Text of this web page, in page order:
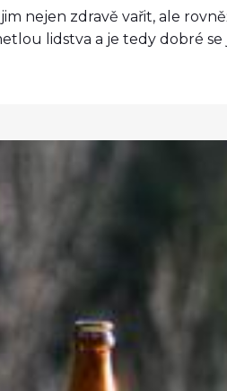
nejen zdravě vařit, ale
lidstva a je tedy dobré se